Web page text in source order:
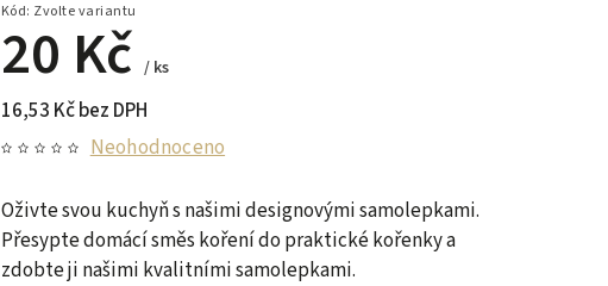
Kód: Zvolte variantu
20 Kč / ks
16,53 Kč bez DPH
Neohodnoceno
Oživte svou kuchyň s našimi designovými samolepkami.
Přesypte domácí směs koření do praktické kořenky a
zdobte ji našimi kvalitními samolepkami.